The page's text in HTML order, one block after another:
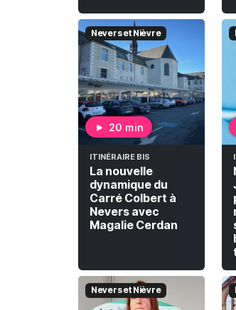
Nevers et Nièvre
20 min
ITINÉRAIRE BIS
La nouvelle
dynamique du
Carré Colbert à
Nevers avec
Magalie Cerdan
Nevers et Nièvre